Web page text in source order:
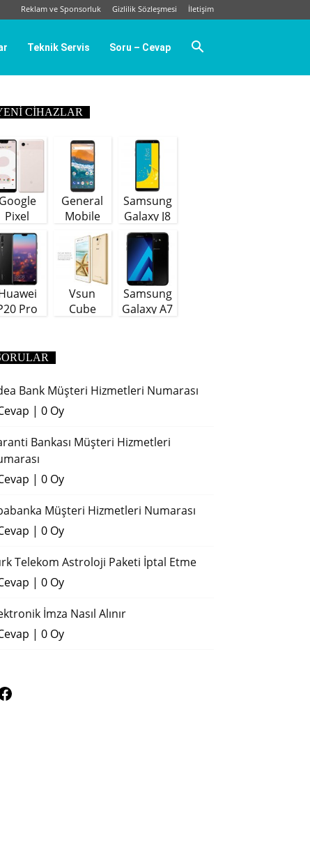
Reklam ve Sponsorluk Gizlilik Sözleşmesi İletişim
Teknik Servis Soru – Cevap
CIHAZLAR
Google
Pixel
General
Mobile
GM9 Plus
Samsung
Galaxy J8
(64 GB)
Pro
Vsun
Cube
Samsung
Galaxy A7
Bank Müşteri Hizmetleri Numarası
| 0 Oy
Bankası Müşteri Hizmetleri
| 0 Oy
Müşteri Hizmetleri Numarası
| 0 Oy
Telekom Astroloji Paketi İptal Etme
| 0 Oy
İmza Nasıl Alınır
| 0 Oy